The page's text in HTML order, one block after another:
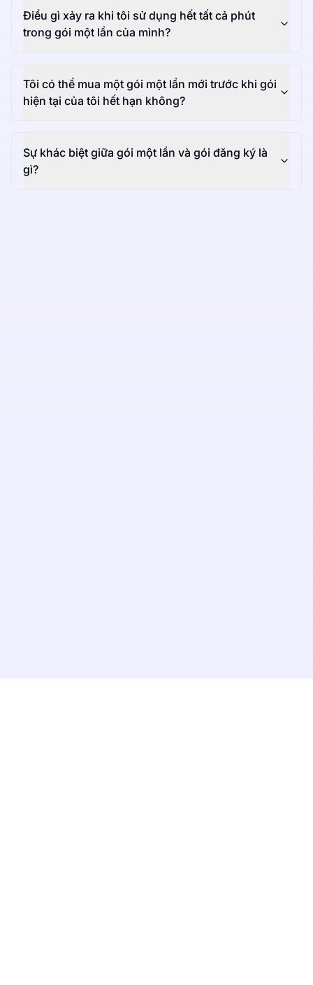
Điều gì xảy ra khi tôi sử dụng hết tất cả phút
trong gói một lần của mình?
Tôi có thể mua một gói một lần mới trước khi gói
hiện tại của tôi hết hạn không?
Sự khác biệt giữa gói một lần và gói đăng ký là
gì?